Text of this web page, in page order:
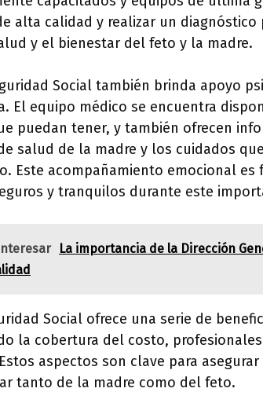
alta calidad y realizar un
y el bienestar del feto y la madre.
Social también brinda apoyo
El equipo médico se encuentra
puedan tener, y también ofrecen
salud de la madre y los cuidados
Este acompañamiento emocional
y tranquilos durante este
La importancia de la Dirección
Social ofrece una serie de
la cobertura del costo,
aspectos son clave para
tanto de la madre como del feto.